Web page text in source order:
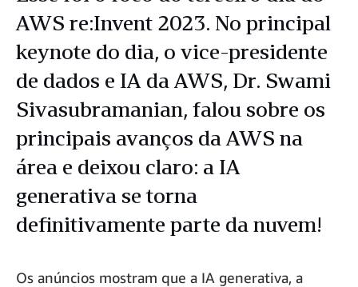
AWS re:Invent 2023. No principal
keynote do dia, o vice-presidente
de dados e IA da AWS, Dr. Swami
Sivasubramanian, falou sobre os
principais avanços da AWS na
área e deixou claro: a IA
generativa se torna
definitivamente parte da nuvem!
Os anúncios mostram que a IA generativa, a